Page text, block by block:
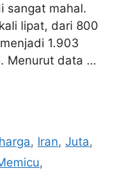
sangat mahal.
lipat, dari 800
1.903
Menurut data …
harga, Iran,Juta,
,